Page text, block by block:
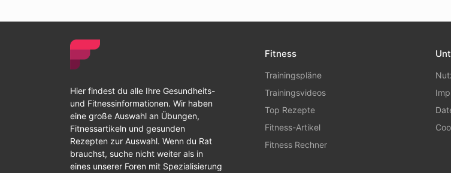
Hier findest du alle Ihre Gesundheits-
und Fitnessinformationen. Wir haben
eine große Auswahl an Übungen,
Fitnessartikeln und gesunden
Rezepten zur Auswahl. Wenn du Rat
brauchst, suche nicht weiter als in
eines unserer Foren mit Spezialisierung
Fitness
Trainingspläne
Trainingsvideos
Top Rezepte
Fitness-Artikel
Fitness Rechner